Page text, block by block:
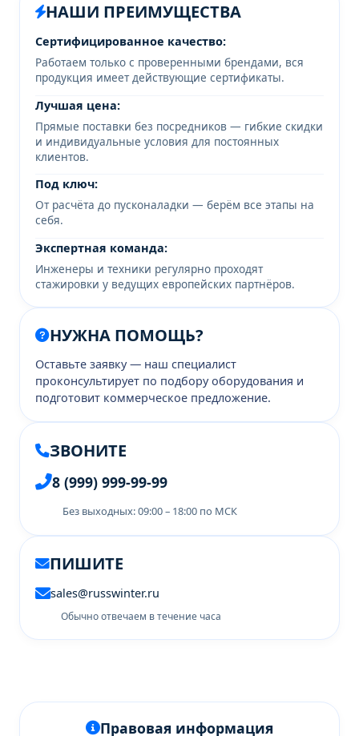
НАШИ ПРЕИМУЩЕСТВА
Сертифицированное качество:
Работаем только с проверенными брендами, вся
продукция имеет действующие сертификаты.
Лучшая цена:
Прямые поставки без посредников — гибкие скидки
и индивидуальные условия для постоянных
клиентов.
Под ключ:
От расчёта до пусконаладки — берём все этапы на
себя.
Экспертная команда:
Инженеры и техники регулярно проходят
стажировки у ведущих европейских партнёров.
НУЖНА ПОМОЩЬ?
Оставьте заявку — наш специалист
проконсультирует по подбору оборудования и
подготовит коммерческое предложение.
ЗВОНИТЕ
8 (999) 999-99-99
Без выходных: 09:00 – 18:00 по МСК
ПИШИТЕ
sales@russwinter.ru
Обычно отвечаем в течение часа
Правовая информация